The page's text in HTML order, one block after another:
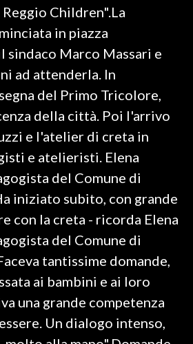
Children".La
in piazza
sindaco Marco Massari e
ad attenderla. In
del Primo Tricolore,
della città. Poi l'arrivo
e l'atelier di creta in
e atelieristi. Elena
del Comune di
iniziato subito, con grande
con la creta - ricorda Elena
del Comune di
tantissime domande,
ai bambini e ai loro
una grande competenza
Un dialogo intenso,